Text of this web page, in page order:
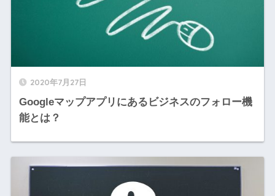
2020年7月27日
Googleマップアプリにあるビジネスのフォロー機
能とは？